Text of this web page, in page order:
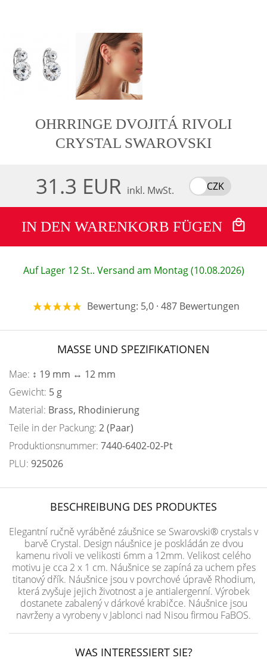
OHRRINGE DVOJITÁ RIVOLI
CRYSTAL SWAROVSKI
31.3 EUR inkl. MwSt. CZK
IN DEN WARENKORB FÜGEN
Auf Lager 12 St.. Versand am Montag (10.08.2026)
Bewertung: 5,0 · 487 Bewertungen
MASSE UND SPEZIFIKATIONEN
Mae: ↕ 19 mm ↔ 12 mm
Gewicht: 5 g
Material: Brass, Rhodinierung
Teile in der Packung: 2 (Paar)
Produktionsnummer: 7440-6402-02-Pt
PLU: 925026
BESCHREIBUNG DES PRODUKTES
Elegantní ručně vyráběné záušnice se Swarovski® crystals v
barvě Crystal. Design náušnice je poskládán ze dvou
kamenu rivoli ve velikosti 6mm a 12mm. Velikost celého
motivu je cca 2 x 1 cm. Náušnice se zapíná za uchem přes
titanový dřík. Náušnice jsou v povrchové úpravě Rhodium,
která zvyšuje jejich životnost a je antialergenní. Výrobek
dostanete zabalený v dárkové krabičce. Náušnice jsou
navrženy a vyrobeny v Jablonci nad Nisou firmou FaBOS.
WAS INTERESSIERT SIE?